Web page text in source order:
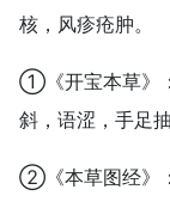
核，风疹疮肿。
①《开宝本草》
斜，语涩，手足
②《本草图经》